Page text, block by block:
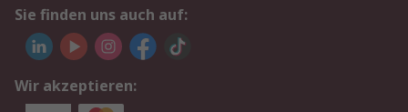
Sie finden uns auch auf:
Wir akzeptieren: